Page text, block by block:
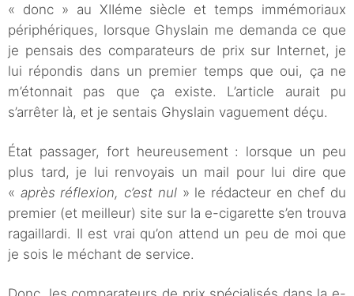
« donc » au XIIéme siècle et temps immémoriaux
périphériques, lorsque Ghyslain me demanda ce que
je pensais des comparateurs de prix sur Internet, je
lui répondis dans un premier temps que oui, ça ne
m’étonnait pas que ça existe. L’article aurait pu
s’arrêter là, et je sentais Ghyslain vaguement déçu.
État passager, fort heureusement : lorsque un peu
plus tard, je lui renvoyais un mail pour lui dire que
« après réflexion, c’est nul» le rédacteur en chef du
premier (et meilleur) site sur la e-cigarette s’en trouva
ragaillardi. Il est vrai qu’on attend un peu de moi que
je sois le méchant de service.